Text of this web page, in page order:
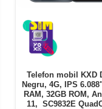
Telefon mobil KXD
Negru, 4G, IPS
RAM, 32GB ROM,
11, SC9832E